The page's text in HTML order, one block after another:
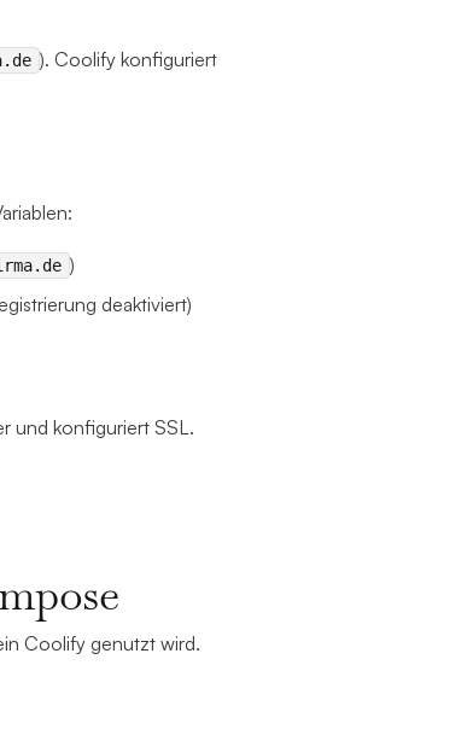
). Coolify konfiguriert
)
deaktiviert)
und konfiguriert SSL.
Coolify genutzt wird.